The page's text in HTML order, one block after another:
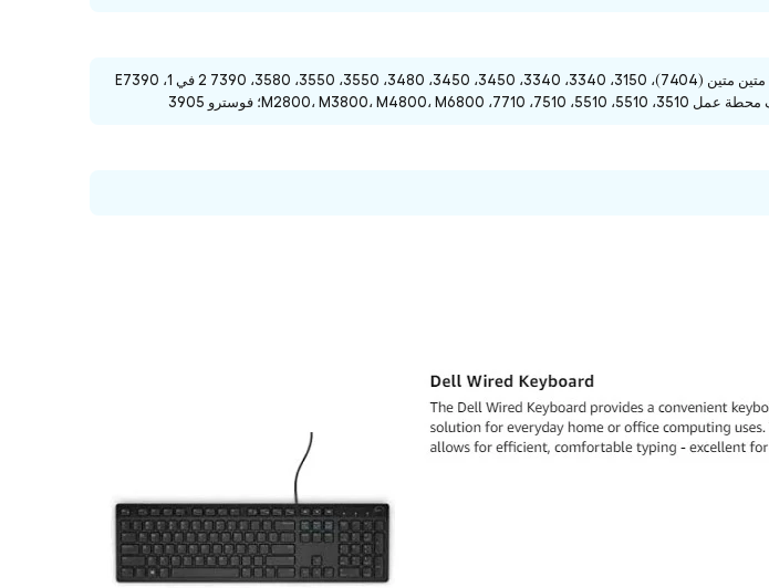
انسبيرون 3459، 5759؛ لاتيتيود 12 تابلت 7202، 14 متين متين (7404)، 3150، 3340، 3340، 3450، 3450، 3480، 3550، 3550، 3580، 7390 2 في 1، E7390